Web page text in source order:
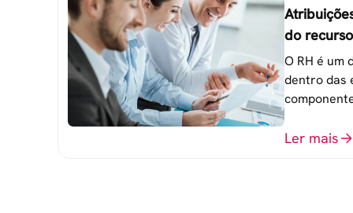
do
empresa
O RH é um
dentro das
atingimento
Ler mais